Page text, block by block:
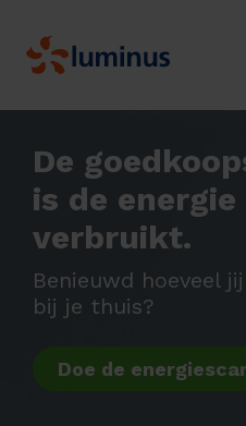
De
is de
verbruikt.
Benieuwd hoeveel
bij je thuis?
Doe de